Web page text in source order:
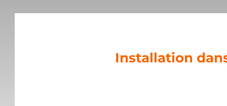
Installation